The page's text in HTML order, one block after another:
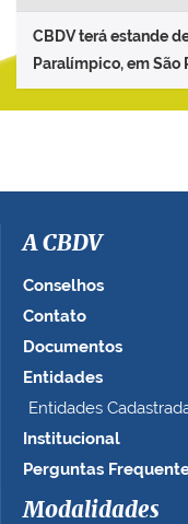
CBDV terá estande
Paralímpico, em São
A CBDV
Conselhos
Contato
Documentos
Entidades
Entidades
Institucional
Perguntas
Modalidades